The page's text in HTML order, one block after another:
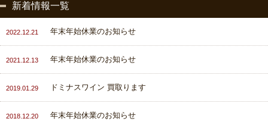
新着情報一覧
2022.12.21 年末年始休業のお知らせ
2021.12.13 年末年始休業のお知らせ
2019.01.29 ドミナスワイン 買取ります
2018.12.20 年末年始休業のお知らせ